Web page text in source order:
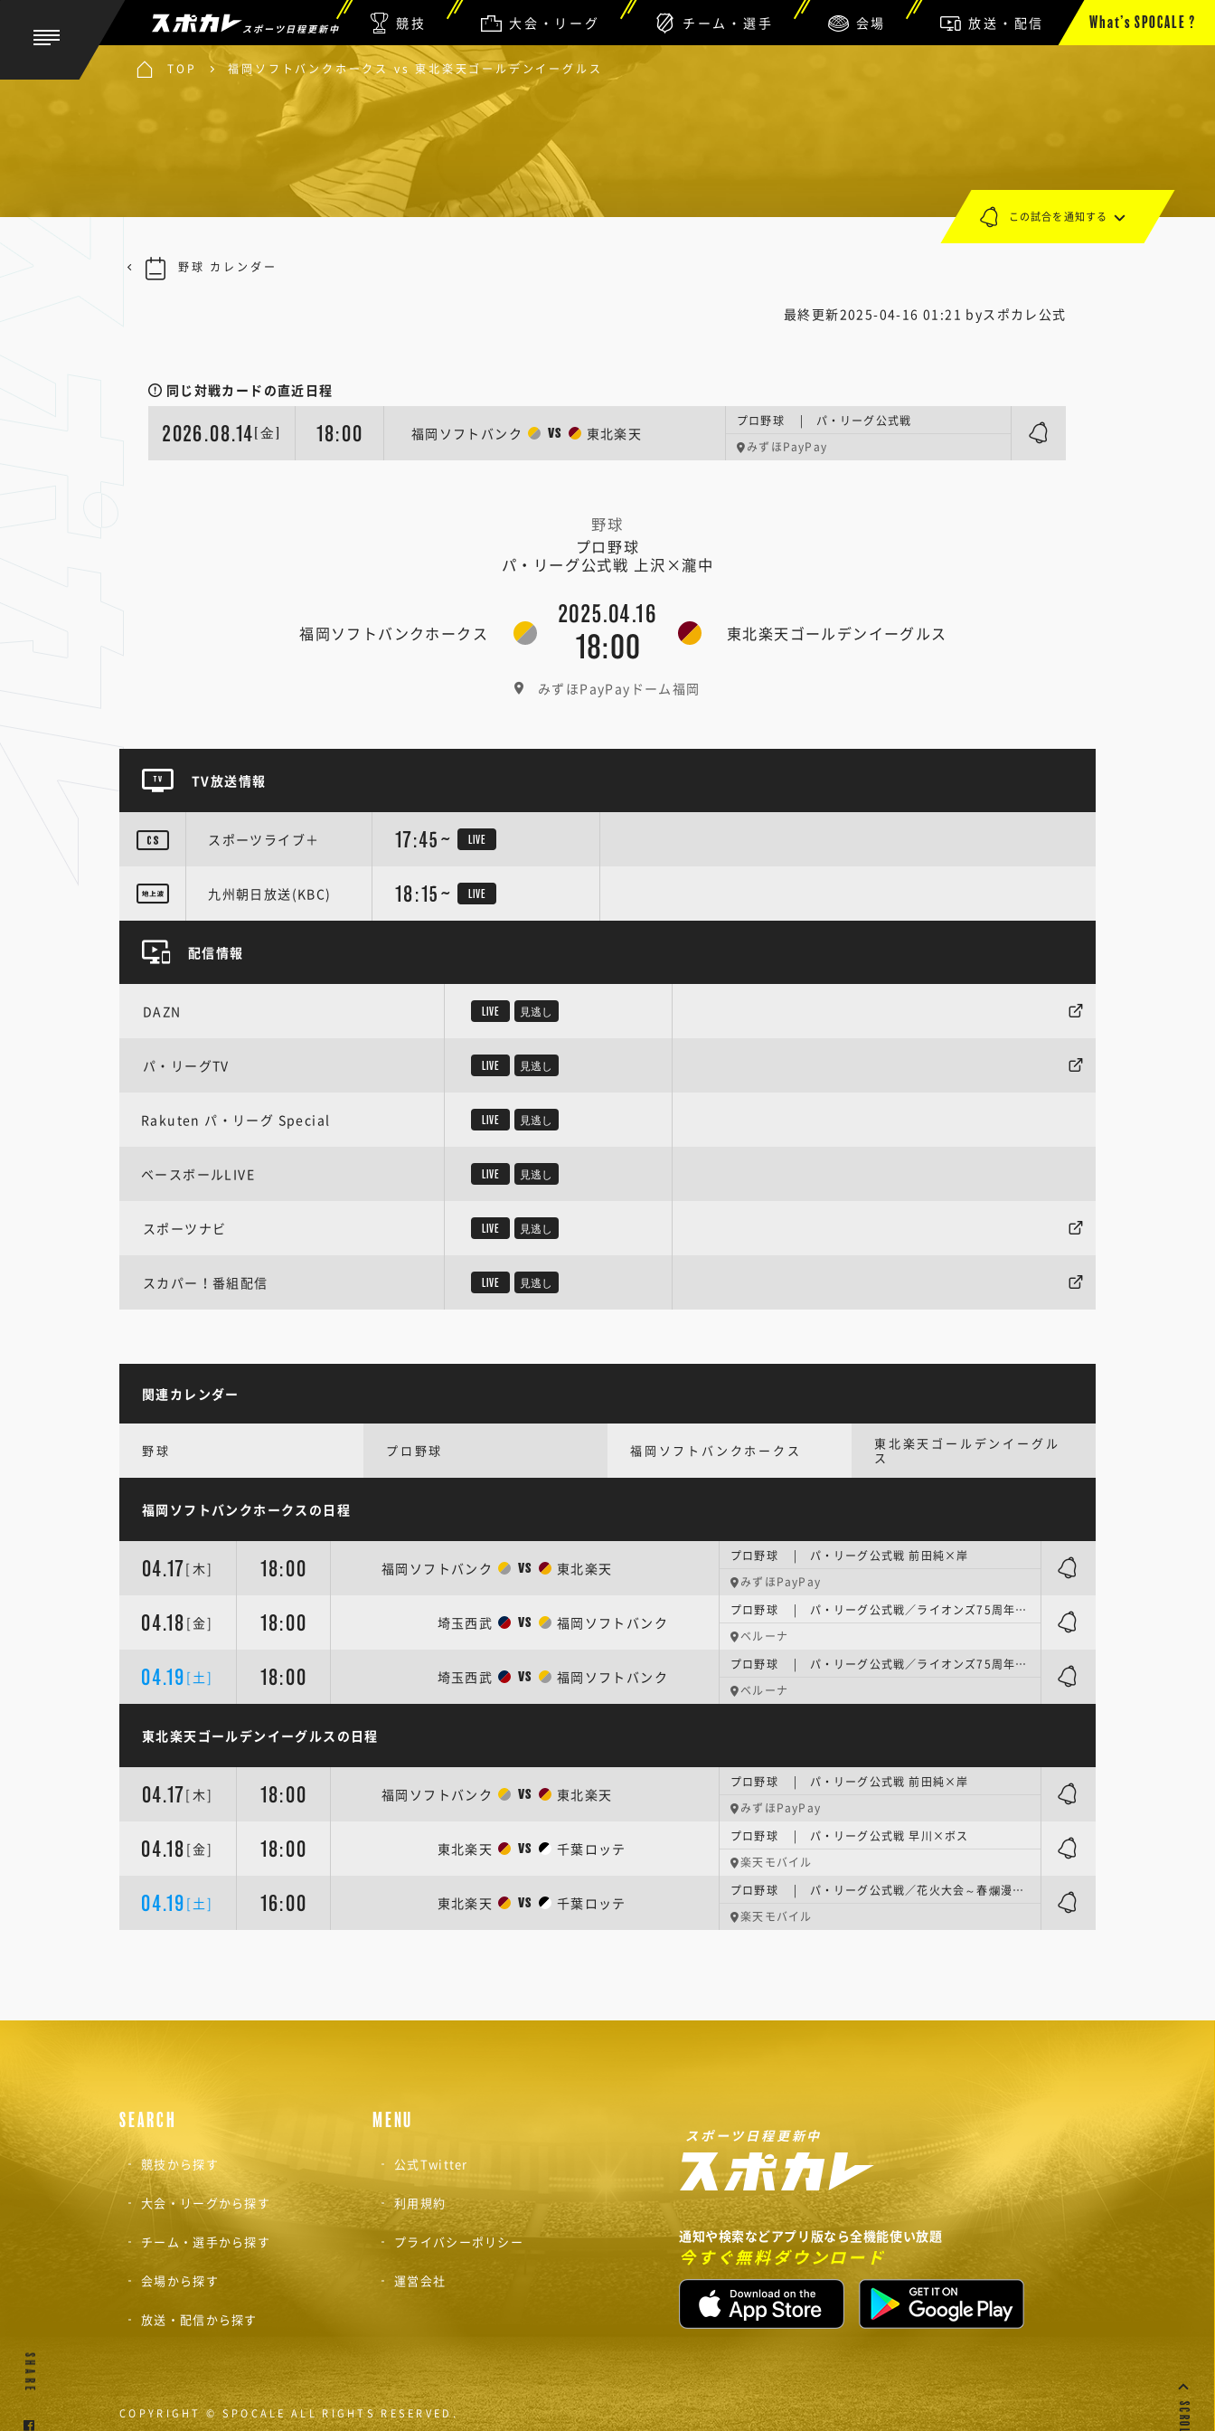
スポーツ日程更新中 競技 大会・リーグ チーム・選手 会場 放送・配信 What’s SPOCALE ?
TOP 福岡ソフトバンクホークス vs 東北楽天ゴールデンイーグルス
最終更新2025-04-16 01:21 byスポカレ公式
同じ対戦カードの直近日程
2026.08.14 [金] 18:00 福岡ソフトバンク VS 東北楽天
プロ野球 | パ・リーグ公式戦
みずほPayPay
野球
プロ野球
パ・リーグ公式戦 上沢×瀧中
福岡ソフトバンクホークス
2025.04.16
18:00 東北楽天ゴールデンイーグルス
みずほPayPayドーム福岡
この試合を通知する
野球 カレンダー
TV放送情報
スポーツライブ＋ 17:45~ LIVE
九州朝日放送(KBC) 18:15~ LIVE
配信情報
DAZN LIVE 見逃し
パ・リーグTV LIVE 見逃し
Rakuten パ・リーグ Special LIVE 見逃し
ベースボールLIVE LIVE 見逃し
スポーツナビ LIVE 見逃し
スカパー！番組配信 LIVE 見逃し
関連カレンダー
野球 プロ野球 福岡ソフトバンクホークス
東北楽天ゴールデンイーグル
ス
福岡ソフトバンクホークスの日程
04.17[木] 18:00 福岡ソフトバンク VS 東北楽天
プロ野球 | パ・リーグ公式戦 前田純×岸
みずほPayPay
04.18 [金] 18:00 埼玉西武 VS 福岡ソフトバンク
プロ野球 | パ・リーグ公式戦／ライオンズ75周年シリーズ 今井×有原
ベルーナ
04.19 [土] 18:00 埼玉西武 VS 福岡ソフトバンク
プロ野球 | パ・リーグ公式戦／ライオンズ75周年シリーズ 隅田×大関
ベルーナ
東北楽天ゴールデンイーグルスの日程
04.17[木] 18:00 福岡ソフトバンク VS 東北楽天
プロ野球 | パ・リーグ公式戦 前田純×岸
みずほPayPay
04.18 [金] 18:00 東北楽天 VS 千葉ロッテ
プロ野球 | パ・リーグ公式戦 早川×ボス
楽天モバイル
04.19 [土] 16:00 東北楽天 VS 千葉ロッテ
プロ野球 | パ・リーグ公式戦／花火大会～春爛漫～ 内×小島
楽天モバイル
SEARCH
競技から探す
大会・リーグから探す
チーム・選手から探す
会場から探す
放送・配信から探す
MENU
公式Twitter
利用規約
プライバシーポリシー
運営会社
スポーツ日程更新中
通知や検索などアプリ版なら全機能使い放題
今すぐ無料ダウンロード
COPYRIGHT © SPOCALE ALL RIGHTS RESERVED.
SHARE